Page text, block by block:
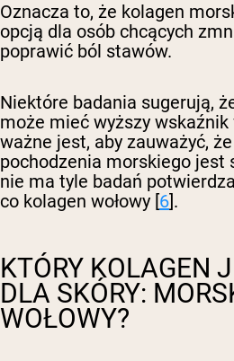
Oznacza to, że kolagen
opcją dla osób chcących
poprawić ból stawów.
Niektóre badania sugerują,
może mieć wyższy wskaźnik
ważne jest, aby zauważyć,
pochodzenia morskiego jest
nie ma tyle badań
co kolagen wołowy [6].
KTÓRY KOLAGEN
DLA SKÓRY:
WOŁOWY?